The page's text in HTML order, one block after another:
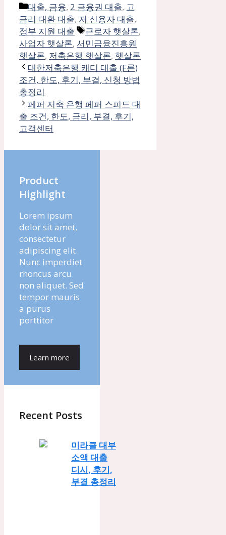
카
테
고
리
대출, 금융, 2 금융권 대출, 고
금리 대환 대출, 저 신용자 대출,
정부 지원 대출
태
그
근로자 햇살론,
사업자 햇살론, 서민금융진흥원
햇살론, 저축은행 햇살론, 햇살론
대한저축은행 캐디 대출 (F론)
조건, 한도, 후기, 부결, 신청 방법
총정리
페퍼 저축 은행 페퍼 스피드 대
출 조건, 한도, 금리, 부결, 후기,
고객센터
Product
Highlight
Lorem ipsum
dolor sit amet,
consectetur
adipiscing elit.
Nunc imperdiet
rhoncus arcu
non aliquet. Sed
tempor mauris
a purus
porttitor
Learn more
Recent Posts
미라클 대부
소액 대출
디시, 후기,
부결 총정리